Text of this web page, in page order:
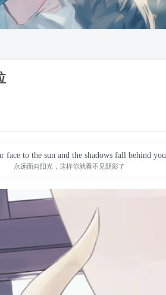
face to the sun and the shadows fall behind you.
永远面向阳光，这样你就看不见阴影了